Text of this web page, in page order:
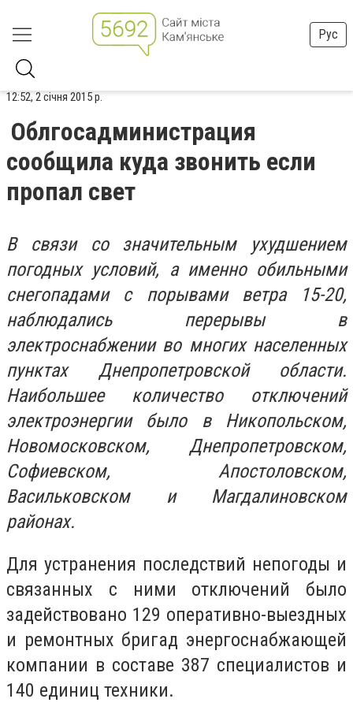
Рус
12:52, 2 січня 2015 р.
Облгосадминистрация
сообщила куда звонить если
пропал свет
В связи со значительным ухудшением
погодных условий, а именно обильными
снегопадами с порывами ветра 15-20,
наблюдались перерывы в
электроснабжении во многих населенных
пунктах Днепропетровской области.
Наибольшее количество отключений
электроэнергии было в Никопольском,
Новомосковском, Днепропетровском,
Софиевском, Апостоловском,
Васильковском и Магдалиновском
районах.
Для устранения последствий непогоды и
связанных с ними отключений было
задействовано 129 оперативно-выездных
и ремонтных бригад энергоснабжающей
компании в составе 387 специалистов и
140 единиц техники.